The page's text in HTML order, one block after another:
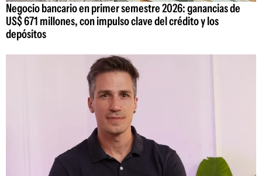
Negocio bancario en primer semestre 2026: ganancias de
US$ 671 millones, con impulso clave del crédito y los
depósitos